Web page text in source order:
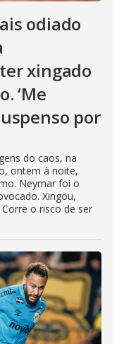
odiado
xingado
‘Me
por
do caos, na
ontem à noite,
Neymar foi o
Xingou,
Corre o risco de ser